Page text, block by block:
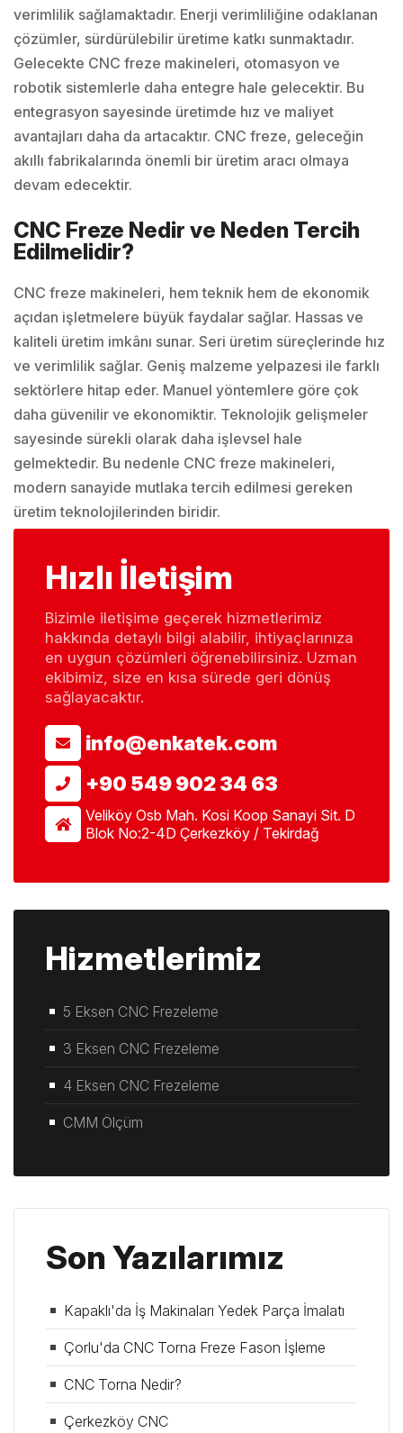
Hızlı İletişim
Bizimle iletişime geçerek hizmetlerimiz
hakkında detaylı bilgi alabilir, ihtiyaçlarınıza
en uygun çözümleri öğrenebilirsiniz. Uzman
ekibimiz, size en kısa sürede geri dönüş
sağlayacaktır.
info@enkatek.com
+90 549 902 34 63
Veliköy Osb Mah. Kosi Koop Sanayi Sit. D
Blok No:2-4D Çerkezköy / Tekirdağ
Hizmetlerimiz
5 Eksen CNC Frezeleme
3 Eksen CNC Frezeleme
4 Eksen CNC Frezeleme
CMM Ölçüm
Son Yazılarımız
Kapaklı'da İş Makinaları Yedek Parça İmalatı
Çorlu'da CNC Torna Freze Fason İşleme
CNC Torna Nedir?
Çerkezköy CNC
verimlilik sağlamaktadır. Enerji verimliliğine odaklanan
çözümler, sürdürülebilir üretime katkı sunmaktadır.
Gelecekte CNC freze makineleri, otomasyon ve
robotik sistemlerle daha entegre hale gelecektir. Bu
entegrasyon sayesinde üretimde hız ve maliyet
avantajları daha da artacaktır. CNC freze, geleceğin
akıllı fabrikalarında önemli bir üretim aracı olmaya
devam edecektir.
CNC Freze Nedir ve Neden Tercih
Edilmelidir?
CNC freze makineleri, hem teknik hem de ekonomik
açıdan işletmelere büyük faydalar sağlar. Hassas ve
kaliteli üretim imkânı sunar. Seri üretim süreçlerinde hız
ve verimlilik sağlar. Geniş malzeme yelpazesi ile farklı
sektörlere hitap eder. Manuel yöntemlere göre çok
daha güvenilir ve ekonomiktir. Teknolojik gelişmeler
sayesinde sürekli olarak daha işlevsel hale
gelmektedir. Bu nedenle CNC freze makineleri,
modern sanayide mutlaka tercih edilmesi gereken
üretim teknolojilerinden biridir.